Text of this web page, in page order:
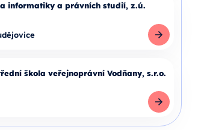
Detail školy
informatiky a právních studií, z.ú.
Detail školy
škola veřejnoprávní Vodňany, s.r.o.